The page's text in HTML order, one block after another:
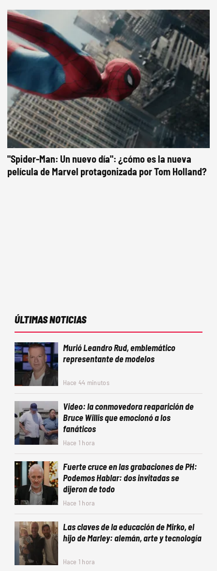
"Spider-Man: Un nuevo día": ¿cómo es la nueva
película de Marvel protagonizada por Tom Holland?
ÚLTIMAS NOTICIAS
Murió Leandro Rud, emblemático
representante de modelos
Hace 44 minutos
Video: la conmovedora reaparición de
Bruce Willis que emocionó a los
fanáticos
Hace 1 hora
Fuerte cruce en las grabaciones de PH:
Podemos Hablar: dos invitadas se
dijeron de todo
Hace 1 hora
Las claves de la educación de Mirko, el
hijo de Marley: alemán, arte y tecnología
Hace 1 hora